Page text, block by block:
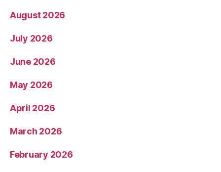
August 2026
July 2026
June 2026
May 2026
April 2026
March 2026
February 2026